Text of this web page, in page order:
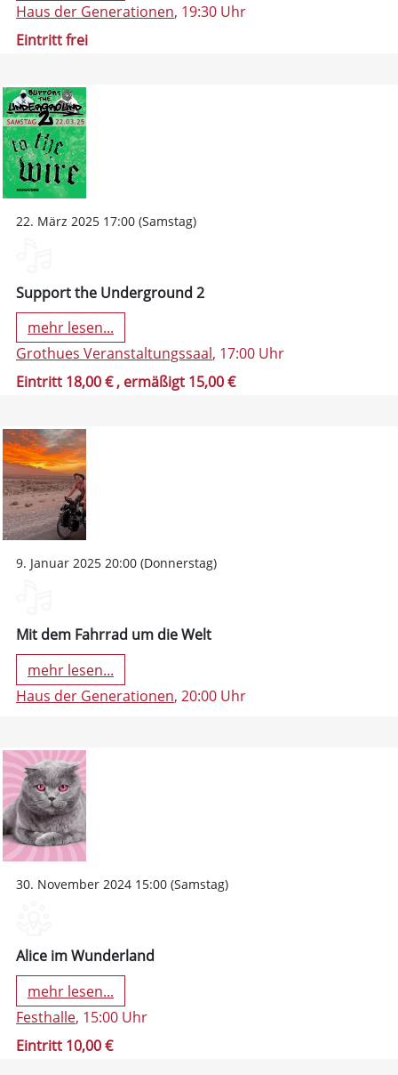
Haus der Generationen, 19:30 Uhr
Eintritt frei
22. März 2025 17:00 (Samstag)
Support the Underground 2
mehr lesen...
Grothues Veranstaltungssaal, 17:00 Uhr
Eintritt 18,00 €, ermäßigt 15,00 €
9. Januar 2025 20:00 (Donnerstag)
Mit dem Fahrrad um die Welt
mehr lesen...
Haus der Generationen, 20:00 Uhr
30. November 2024 15:00 (Samstag)
Alice im Wunderland
mehr lesen...
Festhalle, 15:00 Uhr
Eintritt 10,00 €